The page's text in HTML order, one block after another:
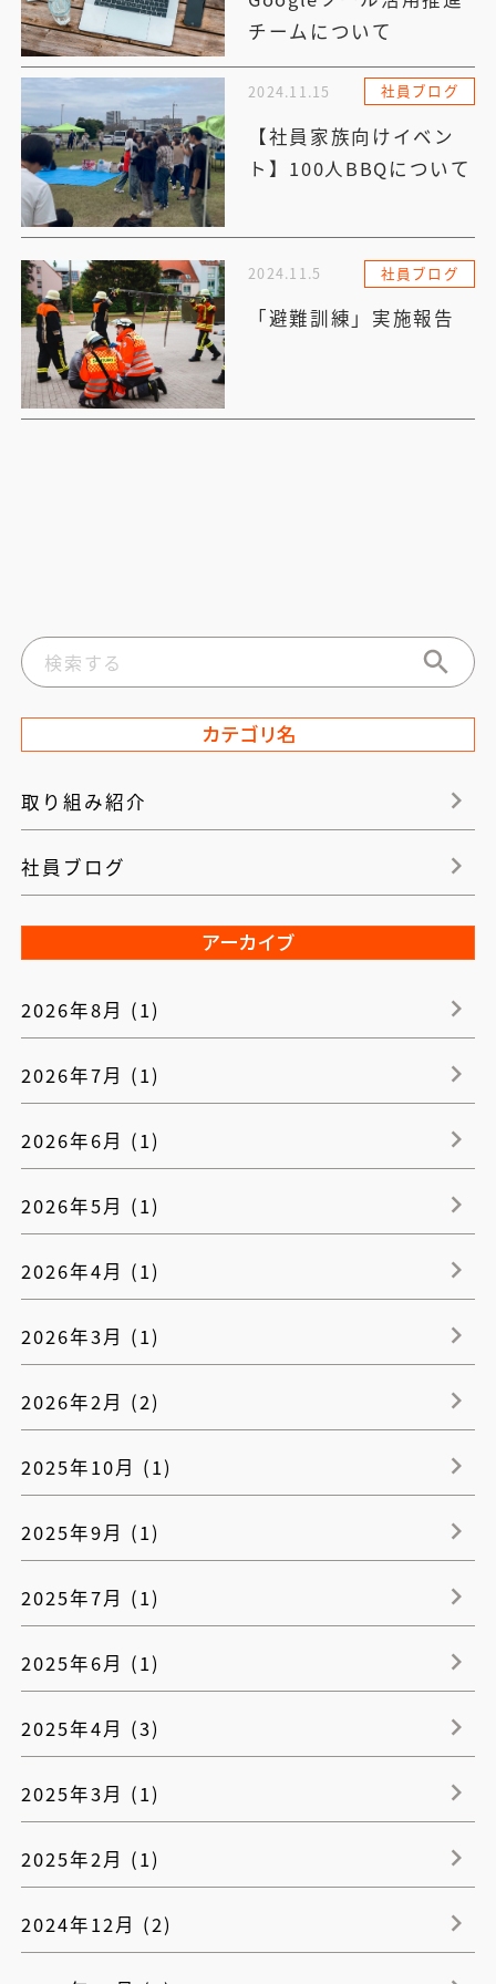
チームについて
2024.11.15 社員ブログ
【社員家族向けイベン
ト】100人BBQについて
2024.11.5 社員ブログ
「避難訓練」実施報告
カテゴリ名
取り組み紹介
社員ブログ
アーカイブ
2026年8月 (1)
2026年7月 (1)
2026年6月 (1)
2026年5月 (1)
2026年4月 (1)
2026年3月 (1)
2026年2月 (2)
2025年10月 (1)
2025年9月 (1)
2025年7月 (1)
2025年6月 (1)
2025年4月 (3)
2025年3月 (1)
2025年2月 (1)
2024年12月 (2)